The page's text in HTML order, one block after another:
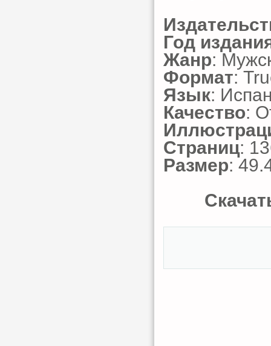
Год
Жанр:
Формат:
Язык:
Качество:
Страниц:
Размер: